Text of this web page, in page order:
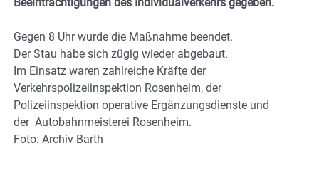
Gegen 8 Uhr wurde die Maßnahme beendet.
Der Stau habe sich zügig wieder abgebaut.
Im Einsatz waren zahlreiche Kräfte der
Verkehrspolizeiinspektion Rosenheim, der
Polizeiinspektion operative Ergänzungsdienste und
der Autobahnmeisterei Rosenheim.
Foto: Archiv Barth